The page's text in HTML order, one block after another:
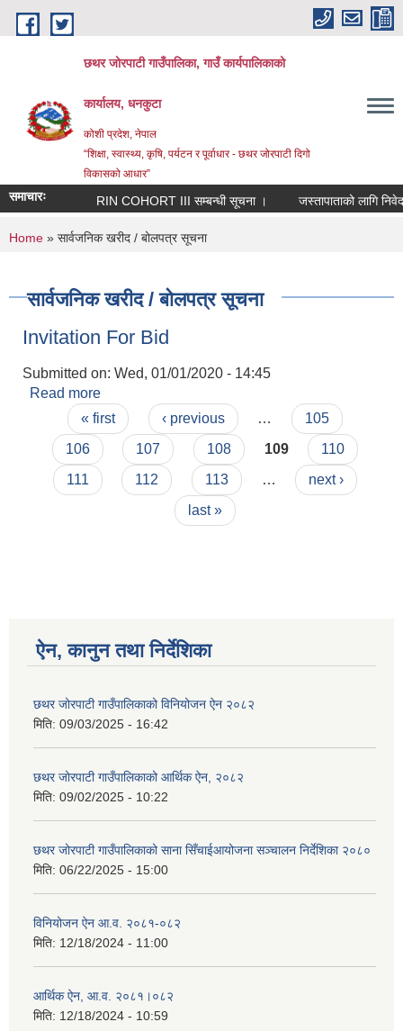
Skip to main content
छथर जोरपाटी गाउँपालिका, गाउँ कार्यपालिकाको
कार्यालय, धनकुटा
कोशी प्रदेश, नेपाल
“शिक्षा, स्वास्थ्य, कृषि, पर्यटन र पूर्वाधार - छथर जोरपाटी दिगो
विकासको आधार”
समाचारः RIN COHORT III सम्बन्धी सूचना । जस्तापाताको लागि
You are here
Home » सार्वजनिक खरीद / बोलपत्र सूचना
सार्वजनिक खरीद / बोलपत्र सूचना
Invitation For Bid
Submitted on: Wed, 01/01/2020 - 14:45
Read more
Pages« first ‹ previous …
105
106
107 108 109
110
111
112 113 …
next ›
last »
ऐन, कानुन तथा निर्देशिका
छथर जोरपाटी गाउँपालिकाको विनियोजन ऐन २०८२
मिति: 09/03/2025 - 16:42
छथर जोरपाटी गाउँपालिकाको आर्थिक ऐन, २०८२
मिति: 09/02/2025 - 10:22
छथर जोरपाटी गाउँपालिकाको साना सिँचाईआयोजना सञ्चालन निर्देशिका २०८०
मिति: 06/22/2025 - 15:00
विनियोजन ऐन आ.व. २०८१-०८२
मिति: 12/18/2024 - 11:00
आर्थिक ऐन, आ.व. २०८१।०८२
मिति: 12/18/2024 - 10:59